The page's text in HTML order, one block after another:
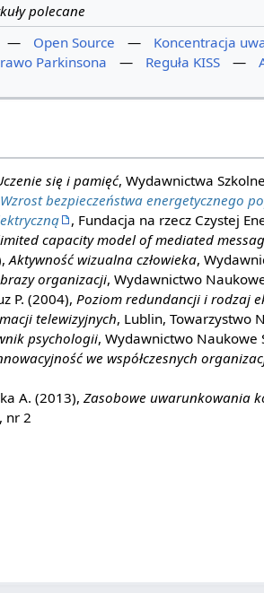
polecane
— Open Source — Koncentracja
Parkinsona — Reguła KISS —
się i pamięć, Wydawnictwa
Wzrost bezpieczeństwa energetycznego
, Fundacja na rzecz Czystej
capacity model of mediated
Aktywność wizualna człowieka,
organizacji, Wydawnictwo
P. (2004), Poziom redundancji i rodzaj
telewizyjnych, Lublin, Towarzystwo
psychologii, Wydawnictwo Naukowe
we współczesnych
A. (2013), Zasobowe uwarunkowania
nr 2